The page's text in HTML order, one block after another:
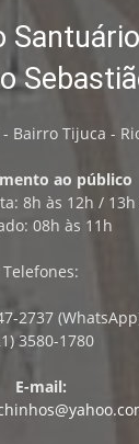
Bairro Tijuca -
ao público
8h às 12h / 13h
08h às 11h
Telefones:
2737
3580-1780
E-mail: